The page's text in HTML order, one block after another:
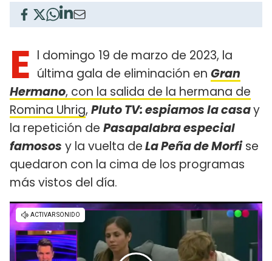
E l domingo 19 de marzo de 2023, la
última gala de eliminación en Gran
Hermano, con la salida de la hermana de
Romina Uhrig, Pluto TV: espiamos la casay
la repetición de Pasapalabra especial
famosos y la vuelta deLa Peña de Morfise
quedaron con la cima de los programas
más vistos del día.